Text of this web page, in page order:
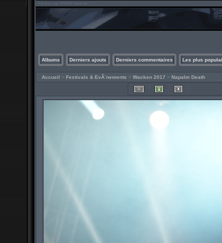
Albums Derniers ajouts Derniers commentaires Les plus
Accueil > Festivals & EvÃ¨nements > Wacken 2017 > Napalm Death